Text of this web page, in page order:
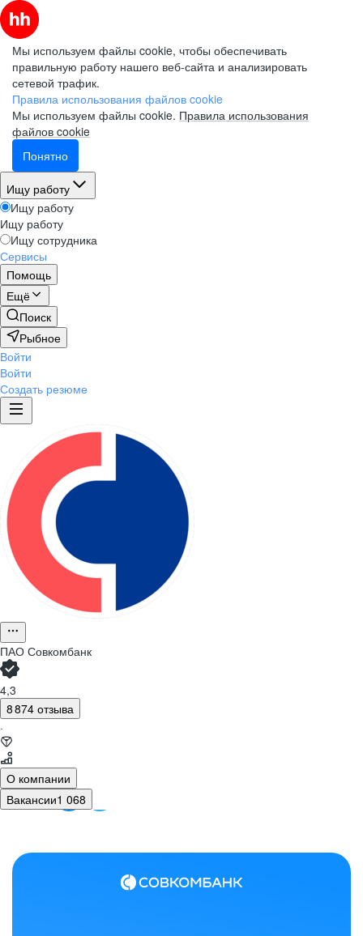
Мы используем файлы cookie, чтобы обеспечивать
правильную работу нашего веб-сайта и анализировать
сетевой трафик.
Правила использования файлов cookie
Мы используем файлы cookie. Правила использования
файлов cookie
Понятно
Ищу работу
Ищу работу
Ищу работу
Ищу сотрудника
Сервисы
Помощь
Ещё
Поиск
Рыбное
Войти
Войти
Создать резюме
ПАО Совкомбанк
4,3
8 874 отзыва
·
О компании
Вакансии1 068